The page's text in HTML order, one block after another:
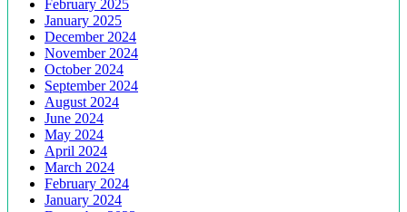
February 2025
January 2025
December 2024
November 2024
October 2024
September 2024
August 2024
June 2024
May 2024
April 2024
March 2024
February 2024
January 2024